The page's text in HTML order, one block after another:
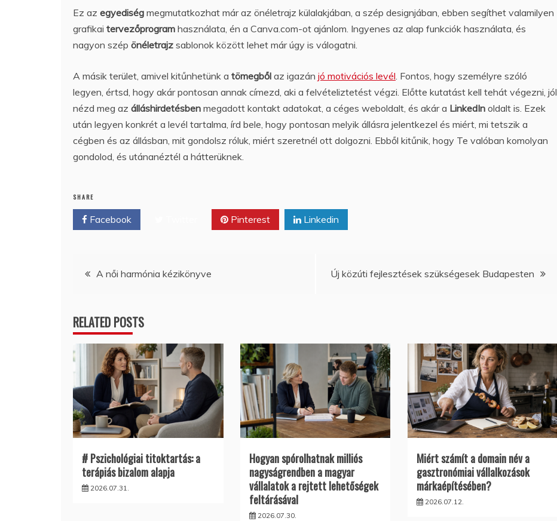
Ez az egyediség megmutatkozhat már az önéletrajz külalakjában, a szép designjában, ebben segíthet valamilyen
grafikai tervezőprogram használata, én a Canva.com-ot ajánlom. Ingyenes az alap funkciók használata, és
nagyon szép önéletrajz sablonok között lehet már úgy is válogatni.
A másik terület, amivel kitűnhetünk a tömegből az igazán jó motivációs levél . Fontos, hogy személyre szóló
legyen, értsd, hogy akár pontosan annak címezd, aki a felvételiztetést végzi. Előtte kutatást kell tehát végezni, jól
nézd meg az álláshirdetésben megadott kontakt adatokat, a céges weboldalt, és akár a LinkedIn oldalt is. Ezek
után legyen konkrét a levél tartalma, írd bele, hogy pontosan melyik állásra jelentkezel és miért, mi tetszik a
cégben és az állásban, mit gondolsz róluk, miért szeretnél ott dolgozni. Ebből kitűnik, hogy Te valóban komolyan
gondolod, és utánanéztél a hátterüknek.
SHARE
Facebook Pinterest Linkedin
Bejegyzés
A női harmónia kézikönyve Új közúti fejlesztések szükségesek Budapesten
RELATED POSTS
# Pszichológiai titoktartás: a
terápiás bizalom alapja
2026.07.31.
Hogyan spórolhatnak milliós
nagyságrendben a magyar
vállalatok a rejtett lehetőségek
feltárásával
2026.07.30.
Miért számít a domain név a
gasztronómiai vállalkozások
márkaépítésében?
2026.07.12.